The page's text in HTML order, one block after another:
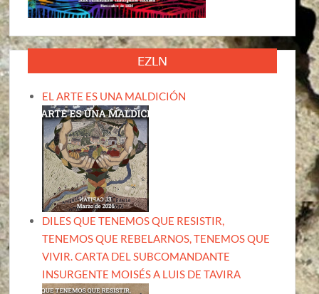
EZLN
EL ARTE ES UNA MALDICIÓN
DILES QUE TENEMOS QUE RESISTIR,
TENEMOS QUE REBELARNOS, TENEMOS QUE
VIVIR. CARTA DEL SUBCOMANDANTE
INSURGENTE MOISÉS A LUIS DE TAVIRA